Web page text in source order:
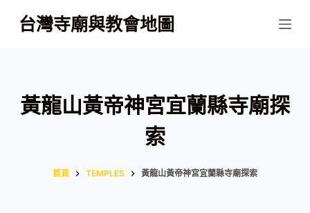
跳
至
容
台灣寺廟與教會地圖
黃龍山黃帝神宮宜蘭縣寺廟探
索
首頁 TEMPLES 黃龍山黃帝神宮宜蘭縣寺廟探索